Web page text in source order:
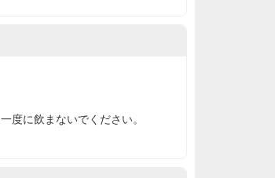
度に飲まないでください。